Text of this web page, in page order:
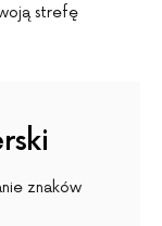
strefę
znaków